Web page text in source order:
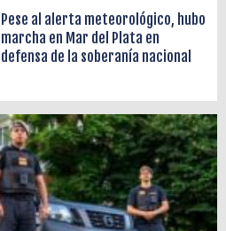
Pese al alerta meteorológico, hubo
marcha en Mar del Plata en
defensa de la soberanía nacional